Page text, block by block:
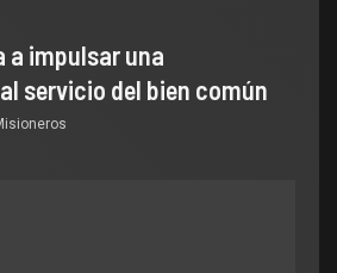
a impulsar una
servicio del bien común